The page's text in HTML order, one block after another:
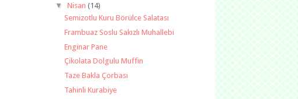
▼ Nisan (14)
Semizotlu Kuru Börülce Salatası
Frambuaz Soslu Sakızlı Muhallebi
Enginar Pane
Çikolata Dolgulu Muffin
Taze Bakla Çorbası
Tahinli Kurabiye